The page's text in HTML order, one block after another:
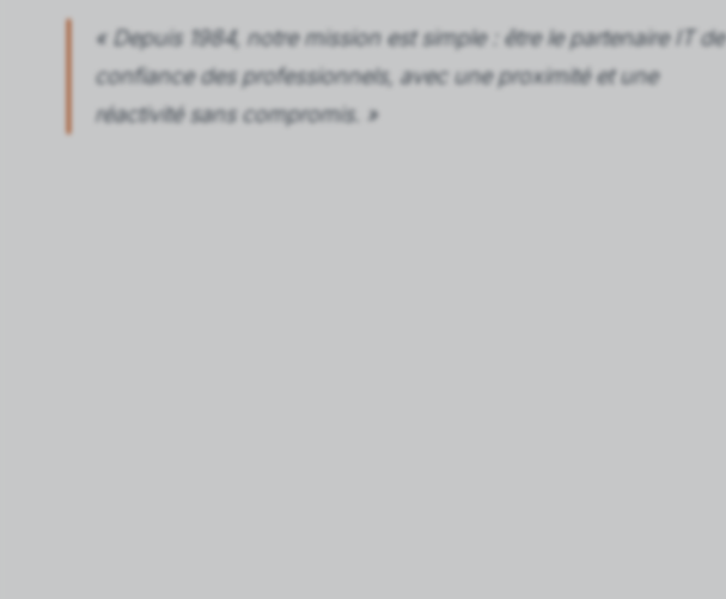
« Depuis 1984, notre mission est simple : être le partenaire IT de
confiance des professionnels, avec une proximité et une
réactivité sans compromis. »